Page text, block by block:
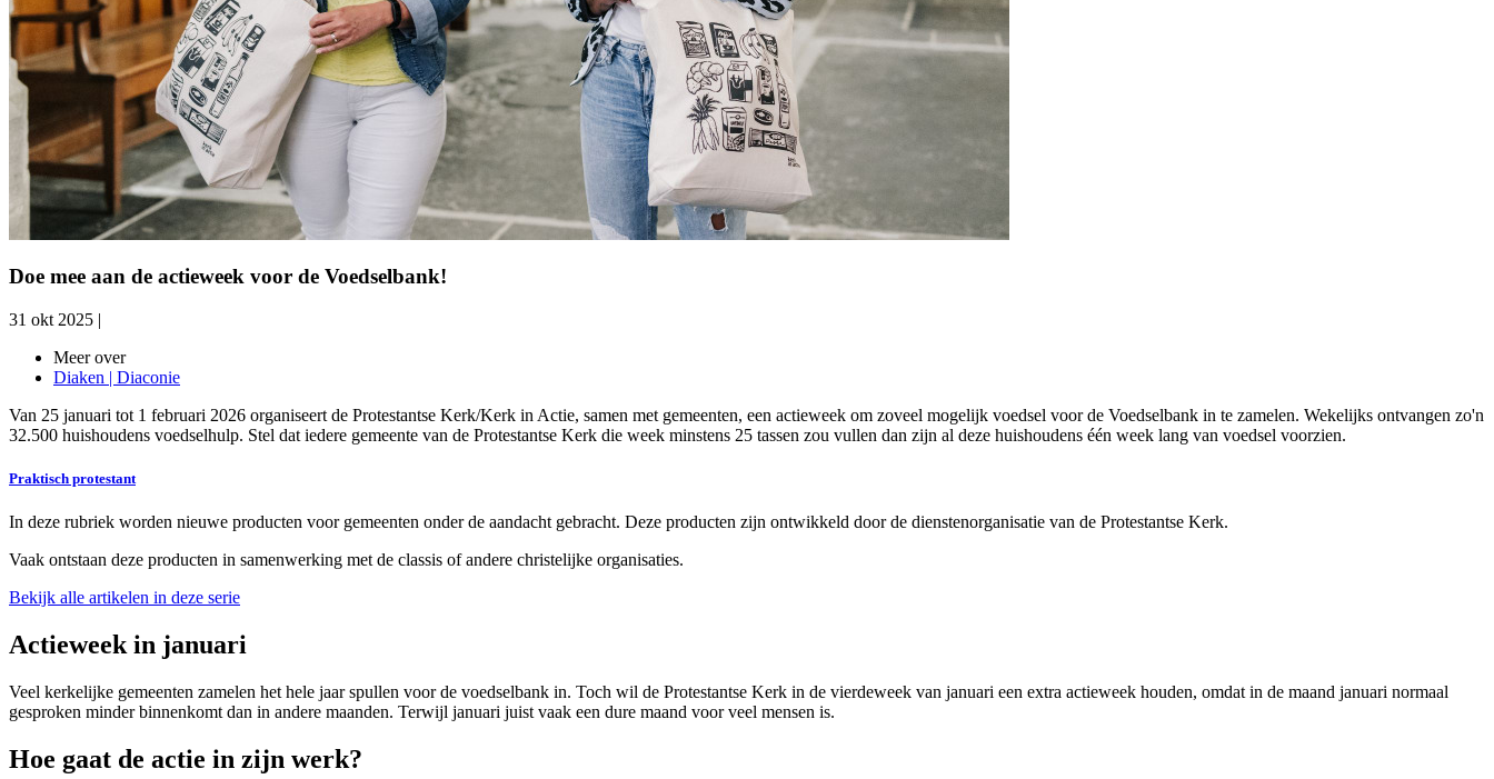
Doe mee aan de actieweek voor de Voedselbank!
31 okt 2025 |
Meer over
Diaken | Diaconie
Van 25 januari tot 1 februari 2026 organiseert de Protestantse Kerk/Kerk in Actie, samen met gemeenten, een actieweek om zoveel mogelijk voedsel voor de Voedselbank in te zamelen. Wekelijks ontvangen zo'n
32.500 huishoudens voedselhulp. Stel dat iedere gemeente van de Protestantse Kerk die week minstens 25 tassen zou vullen dan zijn al deze huishoudens één week lang van voedsel voorzien.
Praktisch protestant
In deze rubriek worden nieuwe producten voor gemeenten onder de aandacht gebracht. Deze producten zijn ontwikkeld door de dienstenorganisatie van de Protestantse Kerk.
Vaak ontstaan deze producten in samenwerking met de classis of andere christelijke organisaties.
Bekijk alle artikelen in deze serie
Actieweek in januari
Veel kerkelijke gemeenten zamelen het hele jaar spullen voor de voedselbank in. Toch wil de Protestantse Kerk in de vierdeweek van januari een extra actieweek houden, omdat in de maand januari normaal
gesproken minder binnenkomt dan in andere maanden. Terwijl januari juist vaak een dure maand voor veel mensen is.
Hoe gaat de actie in zijn werk?